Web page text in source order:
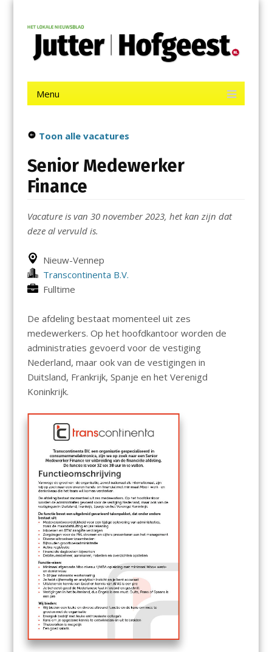
contentJutter | Hofgeest
Menu
Toon alle vacatures
Senior Medewerker
Finance
Vacature is van 30 november 2023, het kan zijn dat
deze al vervuld is.
Nieuw-Vennep
Transcontinenta B.V.
Fulltime
De afdeling bestaat momenteel uit zes
medewerkers. Op het hoofdkantoor worden de
administraties gevoerd voor de vestiging
Nederland, maar ook van de vestigingen in
Duitsland, Frankrijk, Spanje en het Verenigd
Koninkrijk.